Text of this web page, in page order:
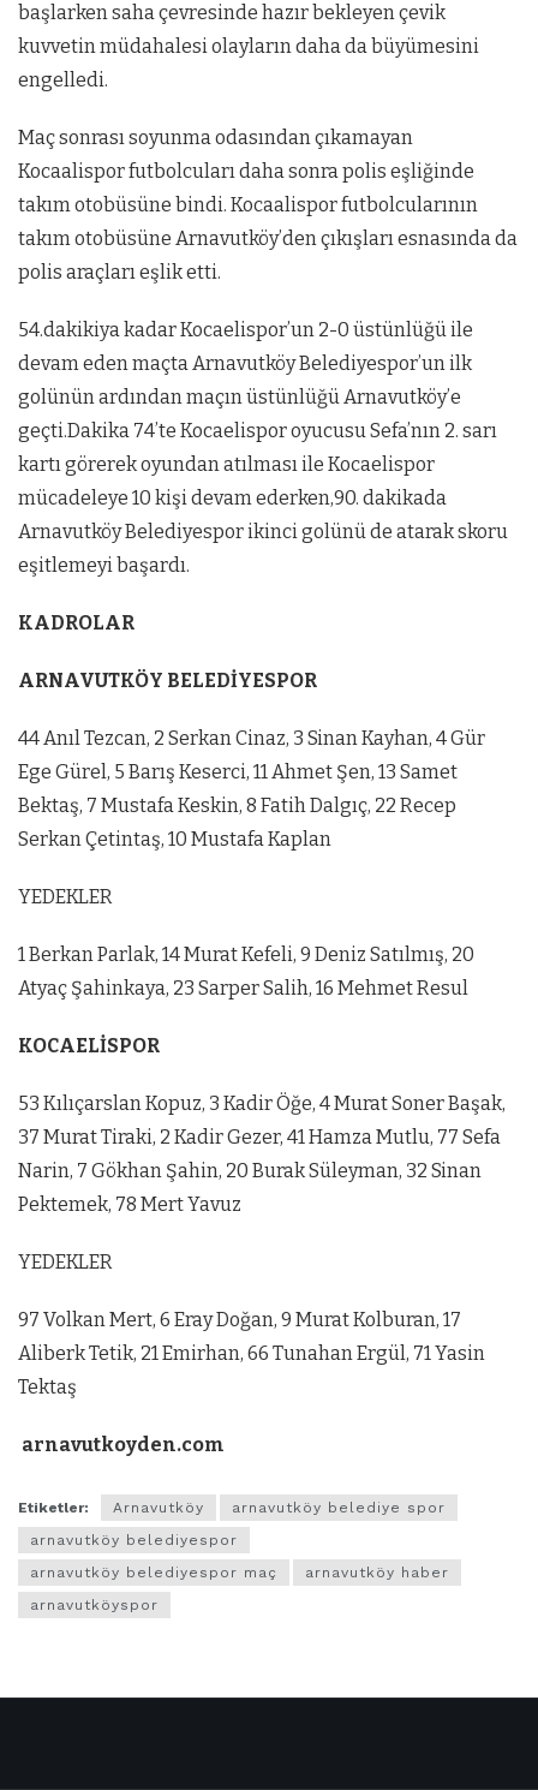
başlarken saha çevresinde hazır bekleyen çevik
kuvvetin müdahalesi olayların daha da büyümesini
engelledi.
Maç sonrası soyunma odasından çıkamayan
Kocaalispor futbolcuları daha sonra polis eşliğinde
takım otobüsüne bindi. Kocaalispor futbolcularının
takım otobüsüne Arnavutköy’den çıkışları esnasında da
polis araçları eşlik etti.
54.dakikiya kadar Kocaelispor’un 2-0 üstünlüğü ile
devam eden maçta Arnavutköy Belediyespor’un ilk
golünün ardından maçın üstünlüğü Arnavutköy’e
geçti.Dakika 74’te Kocaelispor oyucusu Sefa’nın 2. sarı
kartı görerek oyundan atılması ile Kocaelispor
mücadeleye 10 kişi devam ederken,90. dakikada
Arnavutköy Belediyespor ikinci golünü de atarak skoru
eşitlemeyi başardı.
KADROLAR
ARNAVUTKÖY BELEDİYESPOR
44 Anıl Tezcan, 2 Serkan Cinaz, 3 Sinan Kayhan, 4 Gür
Ege Gürel, 5 Barış Keserci, 11 Ahmet Şen, 13 Samet
Bektaş, 7 Mustafa Keskin, 8 Fatih Dalgıç, 22 Recep
Serkan Çetintaş, 10 Mustafa Kaplan
YEDEKLER
1 Berkan Parlak, 14 Murat Kefeli, 9 Deniz Satılmış, 20
Atyaç Şahinkaya, 23 Sarper Salih, 16 Mehmet Resul
KOCAELİSPOR
53 Kılıçarslan Kopuz, 3 Kadir Öğe, 4 Murat Soner Başak,
37 Murat Tiraki, 2 Kadir Gezer, 41 Hamza Mutlu, 77 Sefa
Narin, 7 Gökhan Şahin, 20 Burak Süleyman, 32 Sinan
Pektemek, 78 Mert Yavuz
YEDEKLER
97 Volkan Mert, 6 Eray Doğan, 9 Murat Kolburan, 17
Aliberk Tetik, 21 Emirhan, 66 Tunahan Ergül, 71 Yasin
Tektaş
arnavutkoyden.com
Etiketler: Arnavutköy
arnavutköy belediye spor
arnavutköy belediyespor
arnavutköy belediyespor maç
arnavutköy haber
arnavutköyspor